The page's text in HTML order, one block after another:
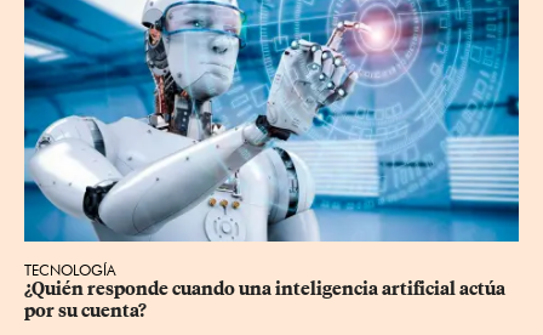
TECNOLOGÍA
¿Quién responde cuando una inteligencia artificial actúa
por su cuenta?